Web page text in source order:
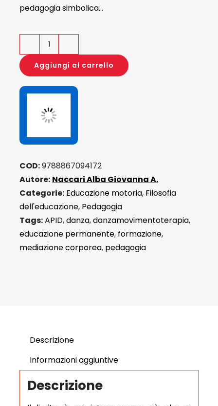
pedagogia simbolica…
Pedagogia
al
limite
quantità
Aggiungi al carrello
COD:9788867094172
Autore: Naccari Alba Giovanna A.
Categorie: Educazione motoria, Filosofia
dell'educazione, Pedagogia
Tags:APID,danza,danzamovimentoterapia,
educazione permanente, formazione,
mediazione corporea, pedagogia
Descrizione
Informazioni aggiuntive
Descrizione